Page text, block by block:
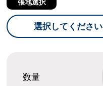
選択してください
数量